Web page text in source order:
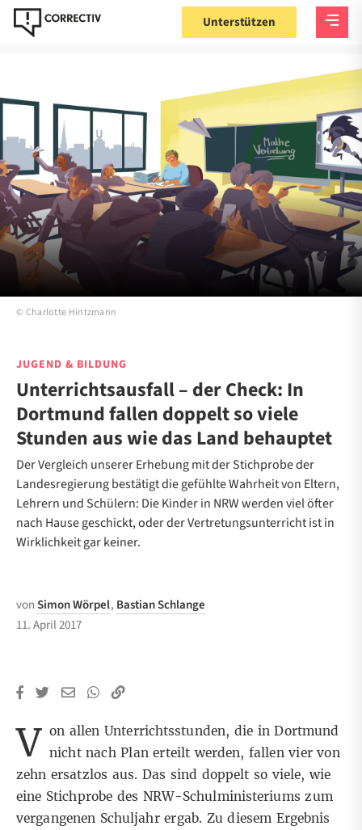
Unterstützen
©Charlotte Hintzmann
JUGEND & BILDUNG
Unterrichtsausfall – der Check: In
Dortmund fallen doppelt so viele
Stunden aus wie das Land behauptet
Der Vergleich unserer Erhebung mit der Stichprobe der
Landesregierung bestätigt die gefühlte Wahrheit von Eltern,
Lehrern und Schülern: Die Kinder in NRW werden viel öfter
nach Hause geschickt, oder der Vertretungsunterricht ist in
Wirklichkeit gar keiner.
vonSimon Wörpel, Bastian Schlange
11. April 2017
V on allen Unterrichtsstunden, die in Dortmund
nicht nach Plan erteilt werden, fallen vier von
zehn ersatzlos aus. Das sind doppelt so viele, wie
eine Stichprobe des NRW-Schulministeriums zum
vergangenen Schuljahr ergab. Zu diesem Ergebnis